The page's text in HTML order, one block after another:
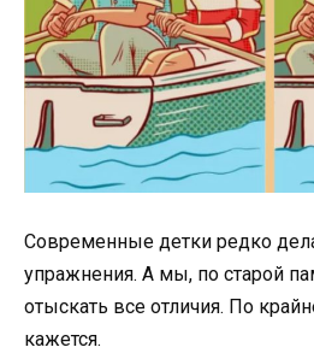
Современные детки редко
упражнения. А мы, по старой
отыскать все отличия. По
кажется.